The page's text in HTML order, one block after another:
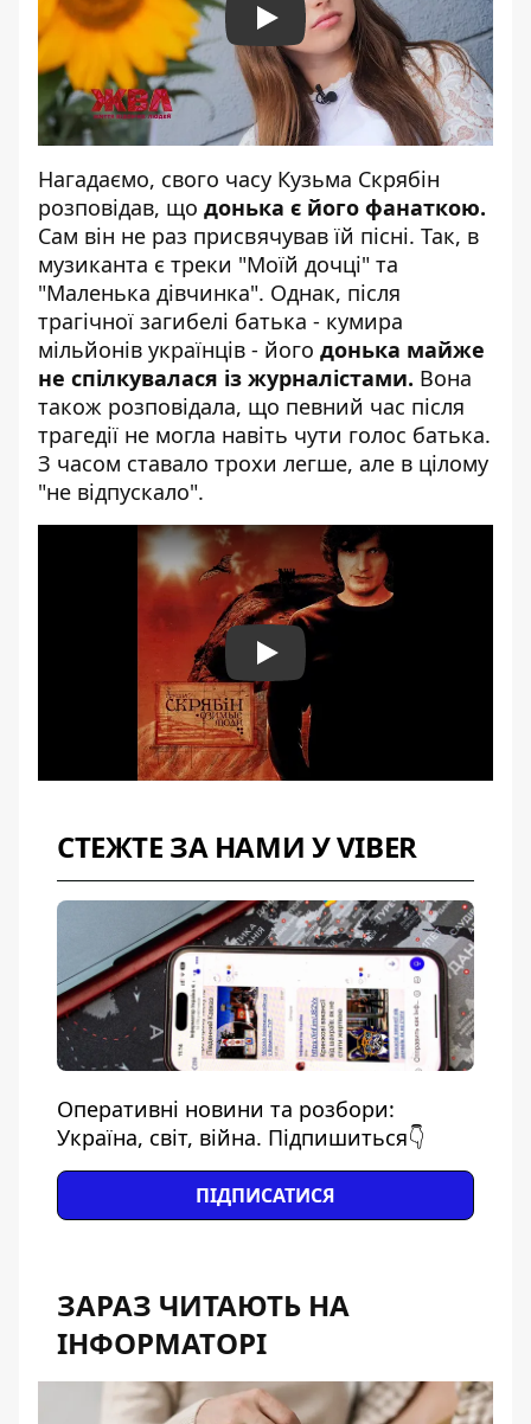
Play
Нагадаємо, свого часу Кузьма Скрябін
розповідав, що донька є його фанаткою.
Сам він не раз присвячував їй пісні. Так, в
музиканта є треки "Моїй дочці" та
"Маленька дівчинка". Однак, після
трагічної загибелі батька - кумира
мільйонів українців - його донька майже
не спілкувалася із журналістами. Вона
також розповідала, що певний час після
трагедії не могла навіть чути голос батька.
З часом ставало трохи легше, але в цілому
"не відпускало".
Play
СТЕЖТЕ ЗА НАМИ У VIBER
Оперативні новини та розбори:
Україна, світ, війна. Підпишиться👇
ПІДПИСАТИСЯ
ЗАРАЗ ЧИТАЮТЬ НА
ІНФОРМАТОРІ